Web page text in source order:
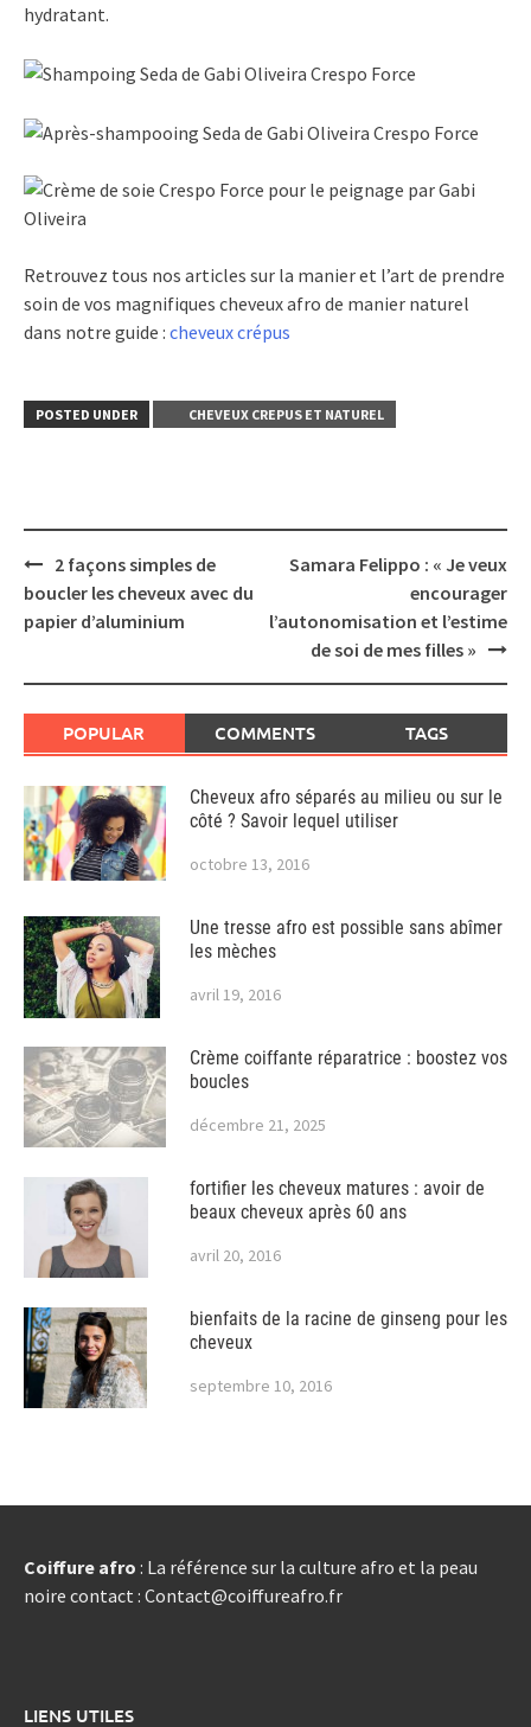
hydratant.
Retrouvez tous nos articles sur la manier et l’art de prendre
soin de vos magnifiques cheveux afro de manier naturel
dans notre guide : cheveux crépus
POSTED UNDER CHEVEUX CREPUS ET NATUREL
Post
navigation
2 façons simples de
boucler les cheveux avec du
papier d’aluminium
Samara Felippo : « Je veux
encourager
l’autonomisation et l’estime
de soi de mes filles »
POPULAR COMMENTS TAGS
Cheveux afro séparés au milieu ou sur le
côté ? Savoir lequel utiliser
octobre 13, 2016
Une tresse afro est possible sans abîmer
les mèches
avril 19, 2016
Crème coiffante réparatrice : boostez vos
boucles
décembre 21, 2025
fortifier les cheveux matures : avoir de
beaux cheveux après 60 ans
avril 20, 2016
bienfaits de la racine de ginseng pour les
cheveux
septembre 10, 2016
Coiffure afro : La référence sur la culture afro et la peau
noire contact : Contact@coiffureafro.fr
LIENS UTILES